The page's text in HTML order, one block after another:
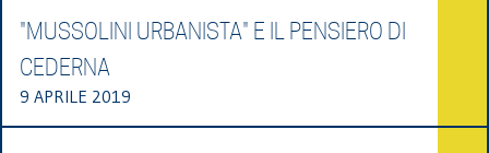
"MUSSOLINI URBANISTA" E IL PENSIERO DI
CEDERNA
9 APRILE 2019